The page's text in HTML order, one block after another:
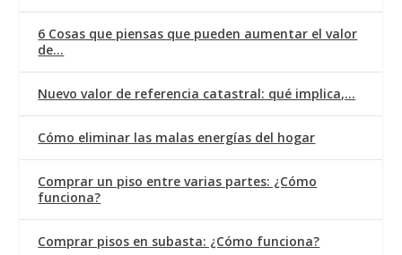
6 Cosas que piensas que pueden aumentar el valor
de…
Nuevo valor de referencia catastral: qué implica,…
Cómo eliminar las malas energías del hogar
Comprar un piso entre varias partes: ¿Cómo
funciona?
Comprar pisos en subasta: ¿Cómo funciona?